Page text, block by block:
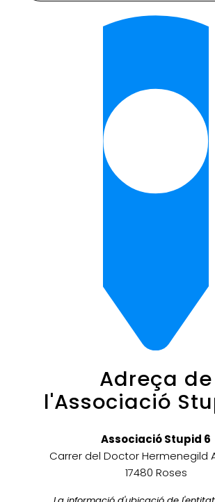
Adreça de
l'Associació
Associació Stupid 6
Carrer del Doctor Hermenegild
17480 Roses